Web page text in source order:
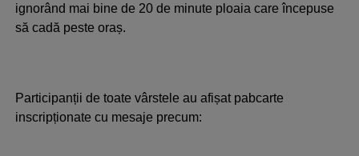
ignorând mai bine de 20 de minute ploaia care începuse
să cadă peste oraș.
Participanții de toate vârstele au afișat pabcarte
inscripționate cu mesaje precum: